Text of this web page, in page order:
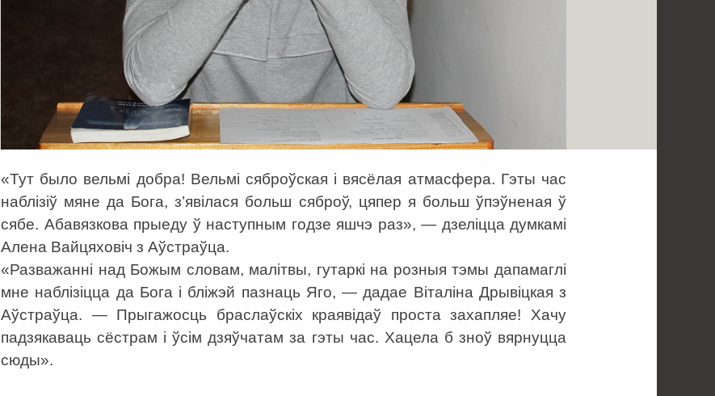
«Тут было вельмі добра! Вельмі сяброўская і вясёлая атмасфера. Гэты час
наблізіў мяне да Бога, з’явілася больш сяброў, цяпер я больш ўпэўненая ў
сябе. Абавязкова прыеду ў наступным годзе яшчэ раз», — дзеліцца думкамі
Алена Вайцяховіч з Аўстраўца.
«Разважанні над Божым словам, малітвы, гутаркі на розныя тэмы дапамаглі
мне наблізіцца да Бога і бліжэй пазнаць Яго, — дадае Віталіна Дрывіцкая з
Аўстраўца. — Прыгажосць браслаўскіх краявідаў проста захапляе! Хачу
падзякаваць сёстрам і ўсім дзяўчатам за гэты час. Хацела б зноў вярнуцца
сюды».